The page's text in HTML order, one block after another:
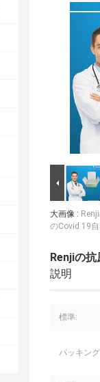
大画像 :
のCovid 19
Renjiの
説明
標準:
パッキン